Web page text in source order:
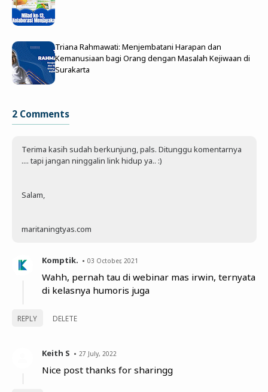
Triana Rahmawati: Menjembatani Harapan dan
Kemanusiaan bagi Orang dengan Masalah Kejiwaan di
Surakarta
2 Comments
Terima kasih sudah berkunjung, pals. Ditunggu komentarnya
.... tapi jangan ninggalin link hidup ya.. :)
Salam,
maritaningtyas.com
Komptik. 03 October, 2021
Wahh, pernah tau di webinar mas irwin, ternyata
di kelasnya humoris juga
REPLY DELETE
Keith S 27 July, 2022
Nice post thanks for sharingg